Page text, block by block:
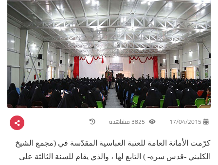
17/04/2015
كرّمت الأمانة العامة للعتبة العباسية المقدّسة في (مجمع الشيخ
الكليني -قدس سره- ) التابع لها ، والذي يقام للسنة الثالثة على